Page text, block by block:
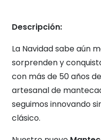
Descripción:
La Navidad sabe aún
sorprenden y
con más de 50 años
artesanal de
seguimos innovando
clásico.